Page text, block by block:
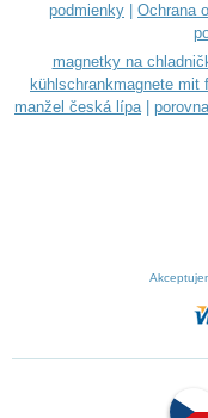
podmienky
Ochrana
magnetky na
kühlschrankmagnete mit
manžel česká lípa|